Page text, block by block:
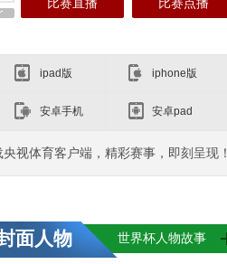
比赛直播 比赛点播
ipad版 iphone版
安卓手机 安卓pad
央视体育客户端，精彩赛事，即刻呈现！
面人物 世界杯人物故事